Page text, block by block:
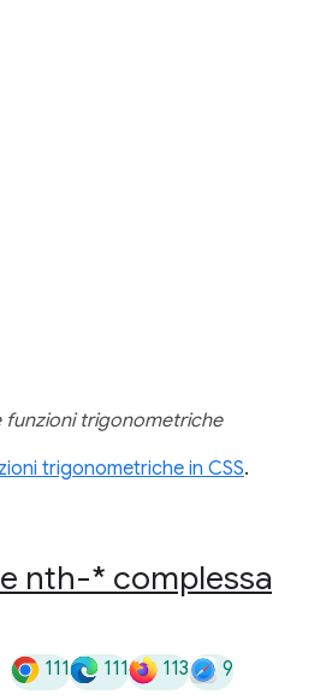
funzioni trigonometriche
trigonometriche in CSS.
nth-* complessa
111 111 113 9